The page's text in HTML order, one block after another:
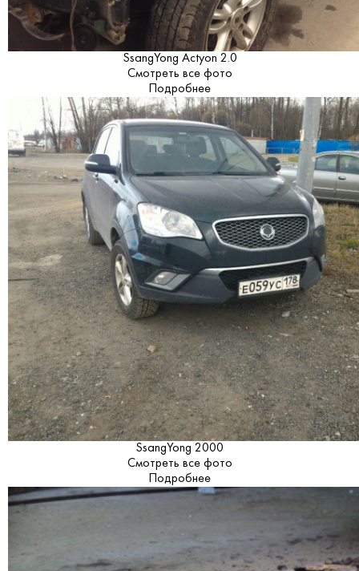
SsangYong Actyon 2.0
Смотреть все фото
Подробнее
SsangYong 2000
Смотреть все фото
Подробнее